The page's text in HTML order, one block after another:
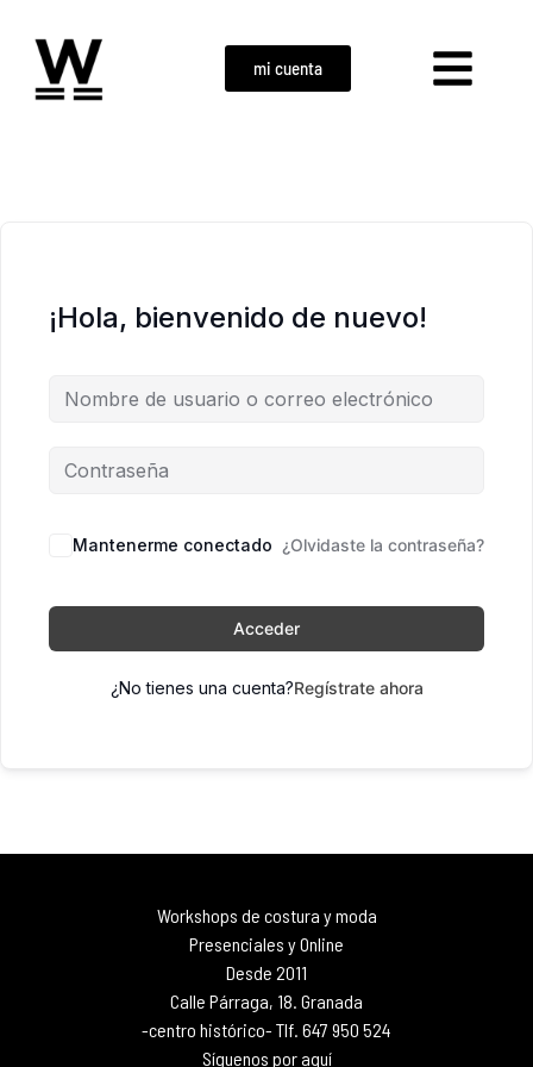
mi cuenta
¡Hola, bienvenido de nuevo!
Mantenerme conectado ¿Olvidaste la contraseña?
Acceder
¿No tienes una cuenta?Regístrate ahora
Workshops de costura y moda
Presenciales y Online
Desde 2011
Calle Párraga, 18. Granada
-centro histórico- Tlf. 647 950 524
Síguenos por aquí